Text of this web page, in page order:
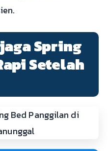
Spring
Setelah